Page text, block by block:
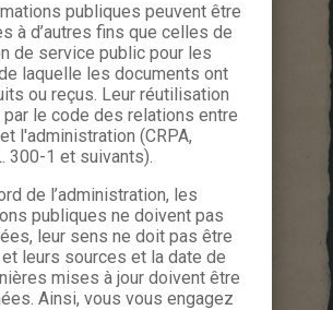
publiques peuvent être
à d’autres fins que celles de
de service public pour les
laquelle les documents ont
ou reçus. Leur réutilisation
le code des relations entre
l'administration (CRPA,
300-1 et suivants).
de l’administration, les
publiques ne doivent pas
leur sens ne doit pas être
leurs sources et la date de
mises à jour doivent être
Ainsi, vous vous engagez